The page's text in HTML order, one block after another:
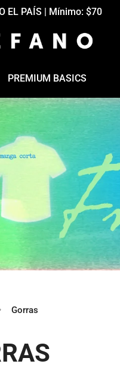
EL PAÍS | Mínimo: $70
PREMIUM BASICS
Gorras